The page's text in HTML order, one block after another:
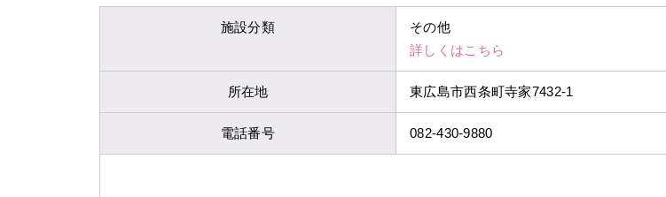
施設分類
その他
詳しくはこちら
所在地 東広島市西条町寺家7432-1
電話番号 082-430-9880